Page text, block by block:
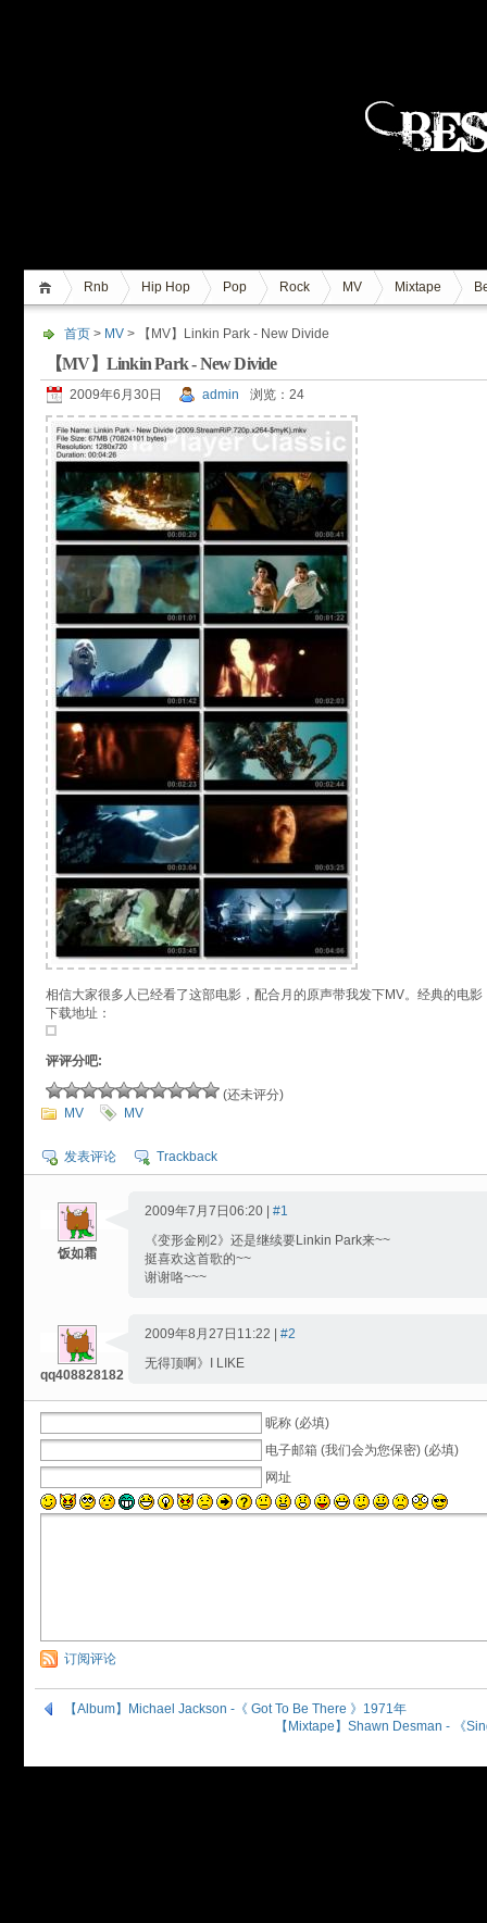
Rnb Hip Hop Pop Rock MV Mixtape
首页 > MV > 【MV】Linkin Park - New Divide
【MV】Linkin Park - New Divide
2009年6月30日 admin 浏览：24
相信大家很多人已经看了这部电影，配合月的原声带我发下MV。经典的电影
下载地址：
评评分吧:
(还未评分)
MV
MV
发表评论 Trackback
饭如霜
2009年7月7日06:20 | #1
《变形金刚2》还是继续要Linkin Park来~~
挺喜欢这首歌的~~
谢谢咯~~~
qq408828182
2009年8月27日11:22 | #2
无得顶啊》I LIKE
昵称 (必填)
电子邮箱 (我们会为您保密) (必填)
网址
订阅评论
【Album】Michael Jackson -《 Got To Be There 》1971年
【Mixtape】Shawn Desman - 《